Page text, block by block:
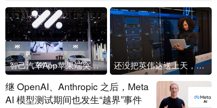
智己汽车App苹果端突然“下架” 还没把英伟达送上天，SpaceX股价先跌入地了
继 OpenAI、Anthropic 之后，Meta
AI 模型测试期间也发生“越界”事件